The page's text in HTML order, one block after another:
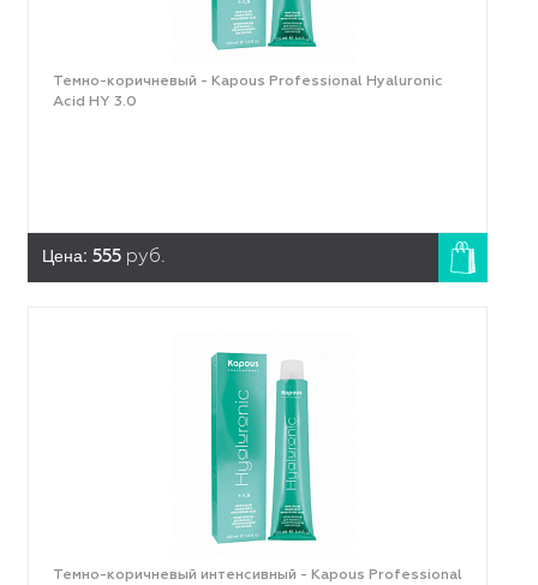
Темно-коричневый - Kapous Professional Hyaluronic
Acid HY 3.0
Цена: 555 руб.
Темно-коричневый интенсивный - Kapous Professional